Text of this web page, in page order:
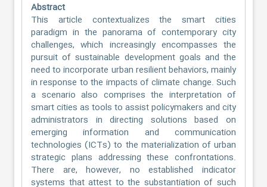
Abstract
This article contextualizes the smart cities
paradigm in the panorama of contemporary city
challenges, which increasingly encompasses the
pursuit of sustainable development goals and the
need to incorporate urban resilient behaviors, mainly
in response to the impacts of climate change. Such
a scenario also comprises the interpretation of
smart cities as tools to assist policymakers and city
administrators in directing solutions based on
emerging information and communication
technologies (ICTs) to the materialization of urban
strategic plans addressing these confrontations.
There are, however, no established indicator
systems that attest to the substantiation of such